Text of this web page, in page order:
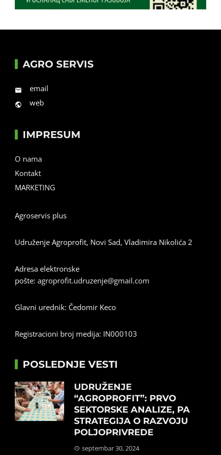
AGRO SERVIS
email
web
IMPRESUM
O nama
Kontakt
MARKETING
Agroservis plus
Udruženje Agroprofit, Novi Sad, Vladimira Nikolića 2
Adresa elektronske
pošte: agroprofit.udruzenje@gmail.com
Glavni urednik: Čedomir Keco
Registracioni broj medija: IN000103
POSLEDNJE VESTI
UDRUŽENJE
“AGROPROFIT”: PRVO
SEKTORSKE ANALIZE, PA
STRATEGIJA O RAZVOJU
POLJOPRIVREDE
septembar 30, 2024